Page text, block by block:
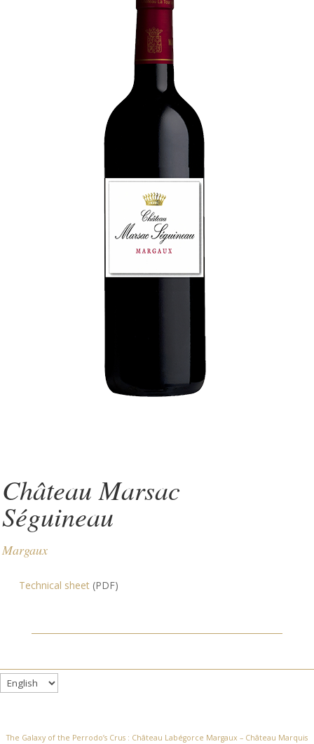
Château Marsac
Séguineau
Margaux
Technical sheet(PDF)
Choose
a
The Galaxy of the Perrodo’s Crus : Château Labégorce Margaux – Château Marquis